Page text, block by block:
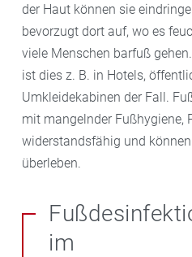
der Haut können sie
bevorzugt dort auf, wo es
viele Menschen barfuß
ist dies z. B. in Hotels,
Umkleidekabinen der Fall.
mit mangelnder Fußhygiene,
widerstandsfähig und
überleben.
im